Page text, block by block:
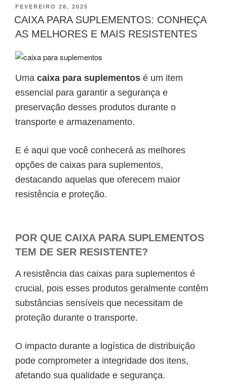
FEVEREIRO 28, 2025
CAIXA PARA SUPLEMENTOS: CONHEÇA
AS MELHORES E MAIS RESISTENTES
Uma caixa para suplementos é um item
essencial para garantir a segurança e
preservação desses produtos durante o
transporte e armazenamento.
E é aqui que você conhecerá as melhores
opções de caixas para suplementos,
destacando aquelas que oferecem maior
resistência e proteção.
POR QUE CAIXA PARA SUPLEMENTOS
TEM DE SER RESISTENTE?
A resistência das caixas para suplementos é
crucial, pois esses produtos geralmente contêm
substâncias sensíveis que necessitam de
proteção durante o transporte.
O impacto durante a logística de distribuição
pode comprometer a integridade dos itens,
afetando sua qualidade e segurança.